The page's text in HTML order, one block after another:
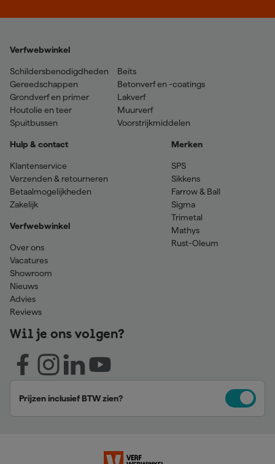
Verfwebwinkel
Schildersbenodigdheden
Gereedschappen
Grondverf en primer
Houtolie en teer
Spuitbussen
Beits
Betonverf en -coatings
Lakverf
Muurverf
Voorstrijkmiddelen
Hulp & contact
Klantenservice
Verzenden & retourneren
Betaalmogelijkheden
Zakelijk
Verfwebwinkel
Over ons
Vacatures
Showroom
Nieuws
Advies
Reviews
Merken
SPS
Sikkens
Farrow & Ball
Sigma
Trimetal
Mathys
Rust-Oleum
Wil je ons volgen?
Prijzen inclusief BTW zien?